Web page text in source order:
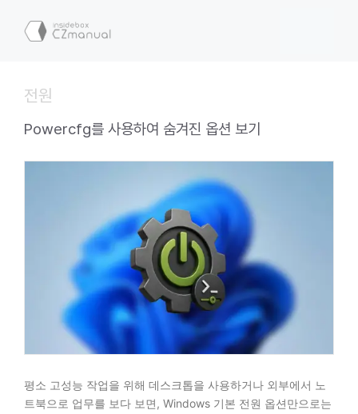
전원
Powercfg를 사용하여 숨겨진 옵션 보기
평소 고성능 작업을 위해 데스크톱을 사용하거나 외부에서 노
트북으로 업무를 보다 보면, Windows 기본 전원 옵션만으로는